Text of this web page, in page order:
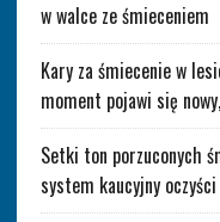
w walce ze śmieceniem
Kary za śmiecenie w
moment pojawi się
Setki ton porzuconych
system kaucyjny